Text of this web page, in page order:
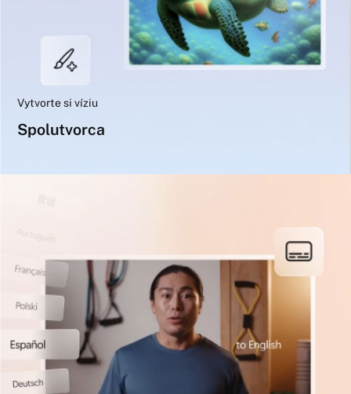
Vytvorte si víziu
Spolutvorca